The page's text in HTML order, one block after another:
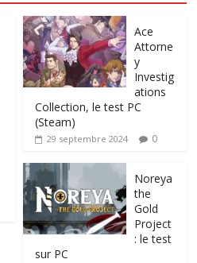
Ace
Attorne
y
Investig
ations
Collection, le test PC
(Steam)
29 septembre 2024 0
Noreya
the
Gold
Project
: le test
sur PC